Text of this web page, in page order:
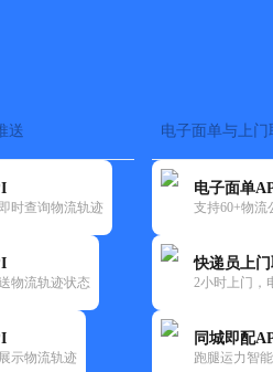
送
时查询物流轨迹
物流轨迹状态
示物流轨迹
电子面单与上门
电子面单
支持60+物流
快递员上
2小时上门，
同城即配
跑腿运力智
快运大全 快递时效